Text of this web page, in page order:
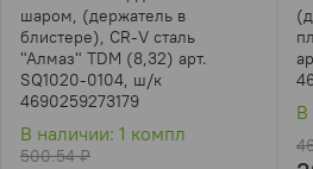
шаром, (держатель в
блистере), CR-V сталь
"Алмаз" TDM (8,32) арт.
SQ1020-0104, ш/к
4690259273179
В наличии: 1 компл
500.54 ₽
В